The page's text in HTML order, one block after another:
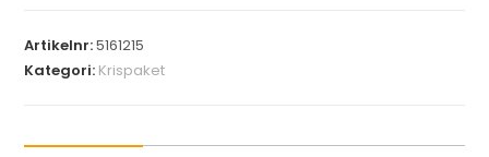
i
Artikelnr:5161215
Kategori: Krispaket